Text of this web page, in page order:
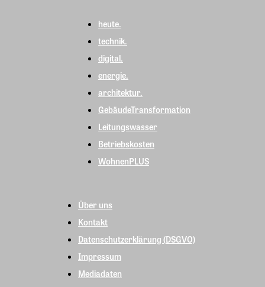
heute.
technik.
digital.
energie.
architektur.
GebäudeTransformation
Leitungswasser
Betriebskosten
WohnenPLUS
Über uns
Kontakt
Datenschutzerklärung (DSGVO)
Impressum
Mediadaten